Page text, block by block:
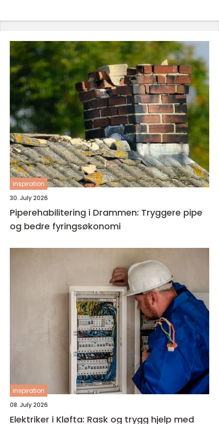
inspiration
30. July 2026
Piperehabilitering i Drammen: Tryggere pipe
og bedre fyringsøkonomi
inspiration
08. July 2026
Elektriker i Kløfta: Rask og trygg hjelp med